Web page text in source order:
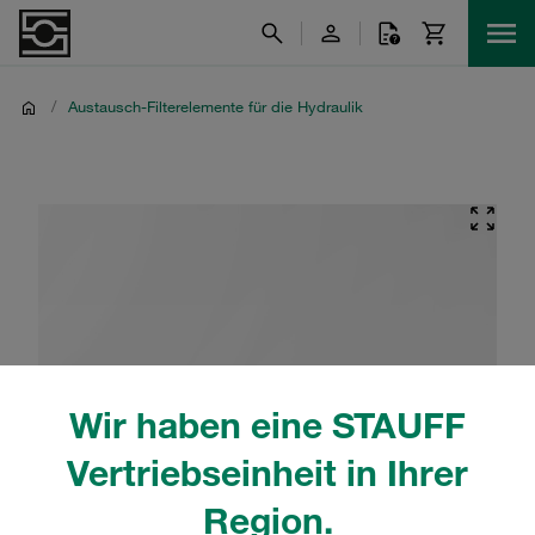
Wir haben eine STAUFF
Vertriebseinheit in Ihrer
Region.
/ Austausch-Filterelemente für die Hydraulik